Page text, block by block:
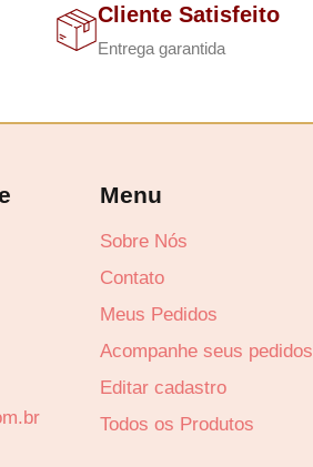
Cliente Satisfeito
Entrega garantida
Menu
Sobre Nós
Contato
Meus Pedidos
Acompanhe seus pedidos
Editar cadastro
Todos os Produtos